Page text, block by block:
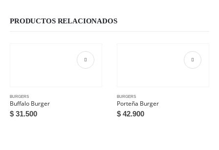
PRODUCTOS RELACIONADOS
BURGERS
Buffalo Burger
$ 31.500
BURGERS
Porteña Burger
$ 42.900